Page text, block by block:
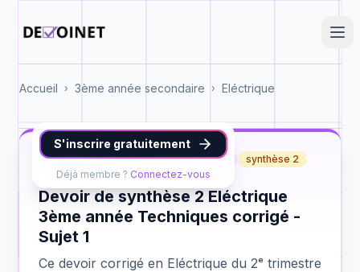
Accueil › 3ème année secondaire › Eléctrique
S'inscrire gratuitement
Déjà membre ? Connectez-vous
Eléctrique 3ème année Techniques synthèse 2
Devoir de synthèse 2 Eléctrique
3ème année Techniques corrigé -
Sujet 1
Ce devoir corrigé en Eléctrique du 2ᵉ trimestre